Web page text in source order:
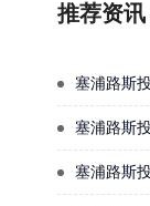
推荐资讯
塞浦路斯
塞浦路斯
塞浦路斯